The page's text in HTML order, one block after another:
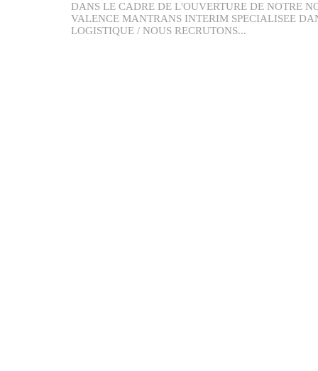
DANS LE CADRE DE L'OUVERTURE DE NOTRE
VALENCE MANTRANS INTERIM SPECIALISEE
LOGISTIQUE / NOUS RECRUTONS...